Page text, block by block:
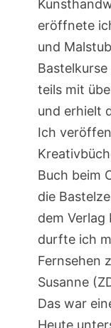
eröffnete
und
teils mit
und erhielt
Ich
Buch beim
die
dem Verlag
durfte ich
Fernsehen
Susanne
Das war
Heute